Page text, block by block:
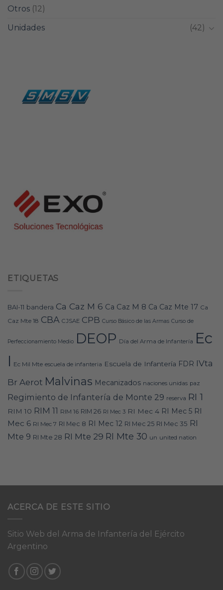
Otros (12)
Unidades
(42)
ETIQUETAS
BAI-11 bandera Ca Caz M 6 Ca Caz M 8 Ca Caz Mte 17 Ca
Caz Mte 18 CBA CJSAE CPB Curso Básico de las Armas Curso de
Perfeccionamiento Medio DEOP Día del Arma de Infantería Ec
I Ec Mil Mte escuela de infanteria Escuela de Infantería FDR IVta
Br Aerot Malvinas Mecanizados naciones unidas paz
Regimiento de Infantería de Monte 29 reserva RI 1
RIM 10 RIM 11 RIM 16 RIM 26 RI Mec 3 RI Mec 4 RI Mec 5 RI
Mec 6 RI Mec 7 RI Mec 8 RI Mec 12 RI Mec 25 RI Mec 35 RI
Mte 9 RI Mte 28 RI Mte 29 RI Mte 30 un united nation
ACERCA DE ESTE SITIO
Sitio Web del Arma de Infantería del Ejército
Argentino